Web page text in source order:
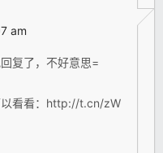
am
复了，不好意思=
以看看：http://t.cn/zW